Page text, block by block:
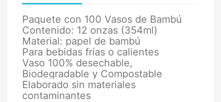
Paquete con 100 Vasos de Bambú
Contenido: 12 onzas (354ml)
Material: papel de bambú
Para bebidas frías o calientes
Vaso 100% desechable,
Biodegradable y Compostable
Elaborado sin materiales
contaminantes